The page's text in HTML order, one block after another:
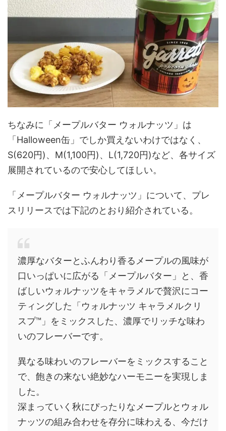
ちなみに「メープルバター ウォルナッツ」は
「Halloween缶」でしか買えないわけではなく、
S(620円)、M(1,100円)、L(1,720円)など、各サイズ
展開されているので安心してほしい。
「メープルバター ウォルナッツ」について、プレ
スリリースでは下記のとおり紹介されている。
濃厚なバターとふんわり香るメープルの風味が
口いっぱいに広がる「メープルバター」と、香
ばしいウォルナッツをキャラメルで贅沢にコー
ティングした「ウォルナッツ キャラメルクリ
スプ™」をミックスした、濃厚でリッチな味わ
いのフレーバーです。
異なる味わいのフレーバーをミックスすること
で、飽きの来ない絶妙なハーモニーを実現しま
した。
深まっていく秋にぴったりなメープルとウォル
ナッツの組み合わせを存分に味わえる、今だけ